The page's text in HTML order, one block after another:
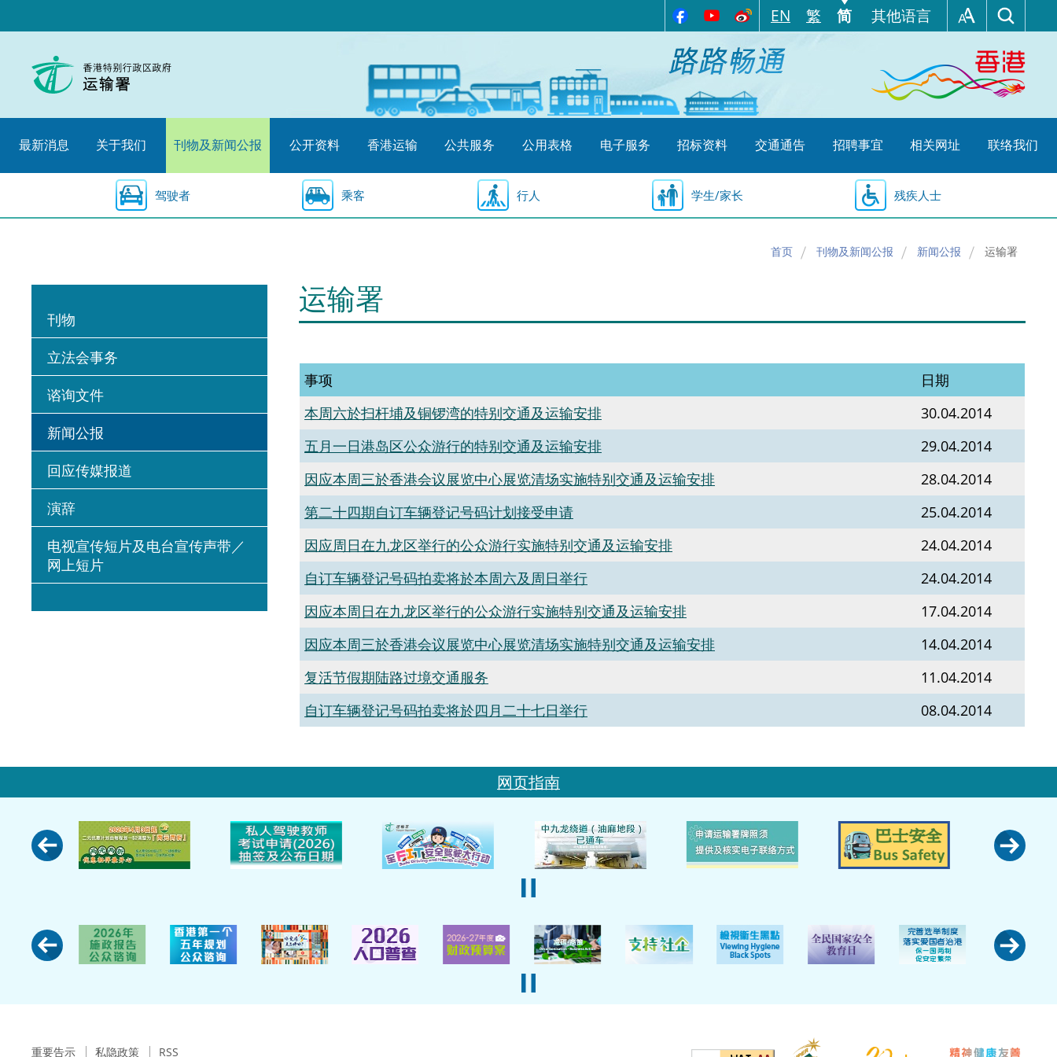
至
始
EN 繁 简 其他语言
最新消息 关于我们 刊物及新闻公报 公开资料 香港运输 公共服务 公用表格 电子服务 招标资料 交通通告 招聘事宜 相关网址 联络我们
驾驶者 乘客 行人 学生/家长 残疾人士
首页 刊物及新闻公报 新闻公报 运输署
刊物
立法会事务
谘询文件
新闻公报
回应传媒报道
演辞
电视宣传短片及电台宣传声带／
网上短片
运输署
事项
日期
本周六於扫杆埔及铜锣湾的特别交通及运输安排
30.04.2014
五月一日港岛区公众游行的特别交通及运输安排
29.04.2014
因应本周三於香港会议展览中心展览清场实施特别交通及运输安排
28.04.2014
第二十四期自订车辆登记号码计划接受申请
25.04.2014
因应周日在九龙区举行的公众游行实施特别交通及运输安排
24.04.2014
自订车辆登记号码拍卖将於本周六及周日举行
24.04.2014
因应本周日在九龙区举行的公众游行实施特别交通及运输安排
17.04.2014
因应本周三於香港会议展览中心展览清场实施特别交通及运输安排
14.04.2014
复活节假期陆路过境交通服务
11.04.2014
自订车辆登记号码拍卖将於四月二十七日举行
08.04.2014
网页指南
重要告示 私隐政策 RSS